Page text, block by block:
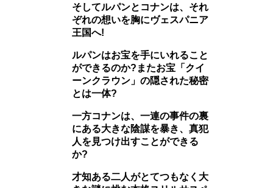
そしてルパンとコナンは、それ
ぞれの想いを胸にヴェスパニア
王国へ!
ルパンはお宝を手にいれること
ができるのか?またお宝「クイ
ーンクラウン」の隠された秘密
とは一体?
一方コナンは、一連の事件の裏
にある大きな陰謀を暴き、真犯
人を見つけ出すことができる
か?
才知ある二人がとてつもなく大